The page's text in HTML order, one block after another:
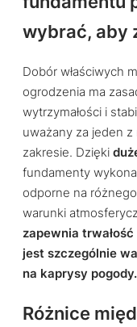
wybrać, aby
Dobór właściwych
ogrodzenia ma
wytrzymałości i
uważany za jeden
zakresie. Dzięki
fundamenty
odporne na
warunki
zapewnia
jest szczególnie
na kaprysy pogody.
Różnice